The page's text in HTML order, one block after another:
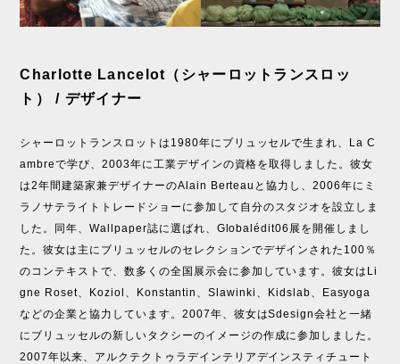
Charlotte Lancelot（シャーロットランスロッ
ト） / デザイナー
シャーロットランスロットは1980年にブリュッセルで生まれ、La C
ambreで学び、2003年に工業デザインの資格を取得しました。彼女
は2年間建築家兼デザイナーのAlain Berteauと協力し、2006年にミ
ラノサテライトトレードショーに参加して自分のスタジオを設立しま
した。同年、Wallpaper誌に選ばれ、Globalédit06展を開催しまし
た。彼女は主にブリュッセルのセレクションでデザインされた100％
のコンテキストで、数多くの全国展示会に参加しています。彼女はLi
gne Roset、Koziol、Konstantin、Slawinki、Kidslab、Easyoga
などの企業と協力しています。2007年、彼女はSdesign会社と一緒
にブリュッセルの新しいタクシーのイメージの作成に参加しました。
2007年以来、アルクテクトゥラデインテリアデインスティチュート